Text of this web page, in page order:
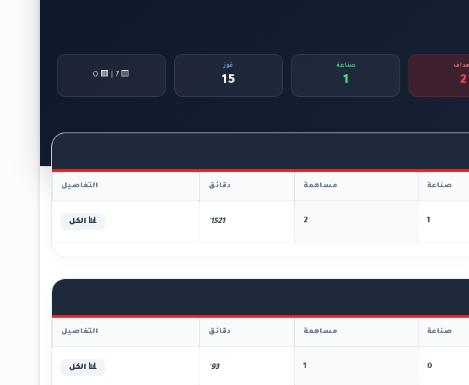
2
صناعة
1
فوز
15
🟨 7 | 🟥 0
صناعة مساهمة دقائق التفاصيل
1
2
1521' 📊 الكل
صناعة مساهمة دقائق التفاصيل
0
1
93' 📊 الكل